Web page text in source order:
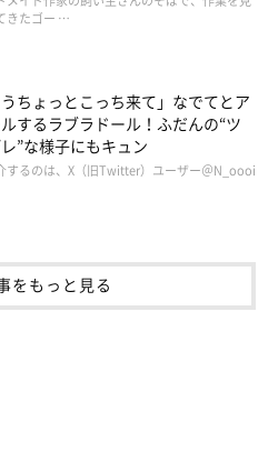
きたゴー …
うちょっとこっち来て」なでてとア
するラブラドール！ふだんの“ツ
”な様子にもキュン
するのは、X（旧Twitter）ユーザー＠N_oooi
をもっと見る